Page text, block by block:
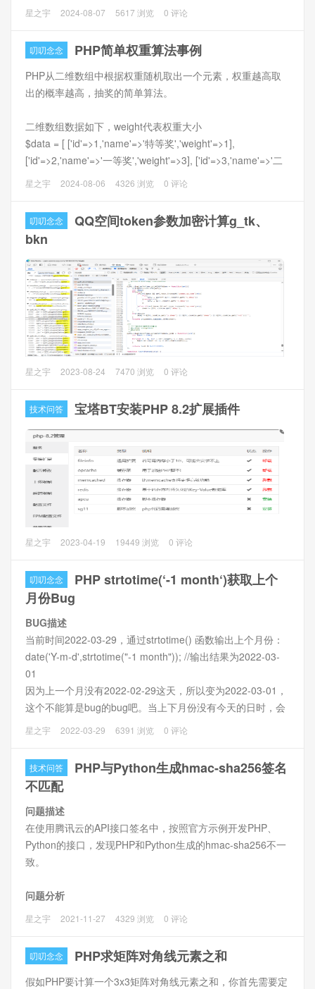
问题描述
取到1000个参数，其他的参数会丢弃。
问题分析
PHP有2个参数会导致这个问题：post_max_size和
致的。
解决方法
将PHP配置文件中的max_input_var调大，该值默认为
并重启PHP即可。
星之宇 2024-08-07 5617 浏览 0 评论
叨叨念念 PHP简单权重算法事例
PHP从二维数组中根据权重随机取出一个元素，权重越高取
出的概率越高，抽奖的简单算法。
二维数组数据如下，weight代表权重大小
$data = [ ['id'=>1,'name'=>'特等奖','weight'=>1],
['id'=>2,'name'=>'一等奖','weight'=>3], ['id'=>3,'name'=>'二
等奖','weight'=>5], ['id'=>4,'name'=>'三等奖','weight'=>10],
等奖','weight'=>30], ['id'=>7,'name'=>'谢谢抽
奖','weight'=>100] ];
方法一：按照权重生成一个数组，数组随机取值即可。
星之宇 2024-08-06 4326 浏览 0 评论
叨叨念念
QQ空间token参数加密计算g_tk、
bkn
QQ空间很多地方需要使用token作为url参数才能成功获取数
问题。
1、查找token加密文件
浏览器访问QQ空间，并用开发者工具抓包数据，先通过
token字符串全局搜索token可能出现在的文件或者js，然后通
过详细查看获知getACSFToken函数是生成token的关键，并
打开具体的js文件，interface_mini.js和qzfl_v8_2.1.65.js都有
该加密算法。
星之宇 2023-08-24 7470 浏览 0 评论
技术问答 宝塔BT安装PHP 8.2扩展插件
问题描述
几个扩展插件（目前为止6个），但是我这边需要imagick、
imagemagick和swoole扩展
解决方法1：手动安装
1、进入到目录 /www/server/panel/install ，找到exif.sh、
imagemagick.sh和swoole4.sh （如果找不到，在低版本
PHP81安装下该扩展即可），并增加以下代码。
星之宇 2023-04-19 19449 浏览 0 评论
叨叨念念
PHP strtotime(‘-1 month‘)获取上个
月份Bug
BUG描述
当前时间2022-03-29，通过strtotime() 函数输出上个月份：
date('Y-m-d',strtotime("-1 month")); //输出结果为2022-03-
01
因为上一个月没有2022-02-29这天，所以变为2022-03-01，
这个不能算是bug的bug吧。当上下月份没有今天的日时，会
默认进1。当然这种月份可能存在31号和没有30号的，还有2
星之宇 2022-03-29 6391 浏览 0 评论
技术问答
PHP与Python生成hmac-sha256签名
不匹配
问题描述
在使用腾讯云的API接口签名中，按照官方示例开发PHP、
Python的接口，发现PHP和Python生成的hmac-sha256不一
致。
问题分析
对以下Json字符串加密的时候，PHP和Python加密结果不一
星之宇 2021-11-27 4329 浏览 0 评论
叨叨念念 PHP求矩阵对角线元素之和
假如PHP要计算一个3x3矩阵对角线元素之和，你首先需要定